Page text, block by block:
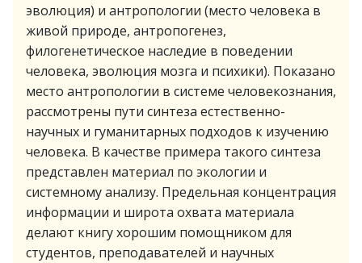
эволюция) и антропологии (место человека в
живой природе, антропогенез,
филогенетическое наследие в поведении
человека, эволюция мозга и психики). Показано
место антропологии в системе человекознания,
рассмотрены пути синтеза естественно-
научных и гуманитарных подходов к изучению
человека. В качестве примера такого синтеза
представлен материал по экологии и
системному анализу. Предельная концентрация
информации и широта охвата материала
делают книгу хорошим помощником для
студентов, преподавателей и научных